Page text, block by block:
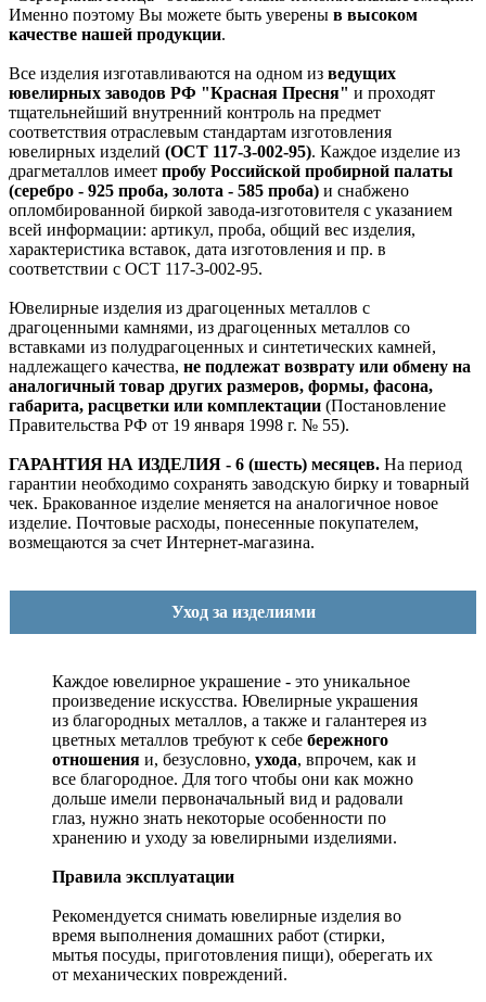
Именно поэтому Вы можете быть уверены в высоком
качестве нашей продукции.
Все изделия изготавливаются на одном из ведущих
ювелирных заводов РФ "Красная Пресня" и проходят
тщательнейший внутренний контроль на предмет
соответствия отраслевым стандартам изготовления
ювелирных изделий (ОСТ 117-3-002-95). Каждое изделие из
драгметаллов имеет пробу Российской пробирной палаты
(серебро - 925 проба, золота - 585 проба) и снабжено
опломбированной биркой завода-изготовителя с указанием
всей информации: артикул, проба, общий вес изделия,
характеристика вставок, дата изготовления и пр. в
соответствии с ОСТ 117-3-002-95.
Ювелирные изделия из драгоценных металлов с
драгоценными камнями, из драгоценных металлов со
вставками из полудрагоценных и синтетических камней,
надлежащего качества, не подлежат возврату или обмену на
аналогичный товар других размеров, формы, фасона,
габарита, расцветки или комплектации (Постановление
Правительства РФ от 19 января 1998 г. № 55).
ГАРАНТИЯ НА ИЗДЕЛИЯ - 6 (шесть) месяцев. На период
гарантии необходимо сохранять заводскую бирку и товарный
чек. Бракованное изделие меняется на аналогичное новое
изделие. Почтовые расходы, понесенные покупателем,
возмещаются за счет Интернет-магазина.
Уход за изделиями
Каждое ювелирное украшение - это уникальное
произведение искусства. Ювелирные украшения
из благородных металлов, а также и галантерея из
цветных металлов требуют к себе бережного
отношения и, безусловно, ухода, впрочем, как и
все благородное. Для того чтобы они как можно
дольше имели первоначальный вид и радовали
глаз, нужно знать некоторые особенности по
хранению и уходу за ювелирными изделиями.
Правила эксплуатации
Рекомендуется снимать ювелирные изделия во
время выполнения домашних работ (стирки,
мытья посуды, приготовления пищи), оберегать их
от механических повреждений.